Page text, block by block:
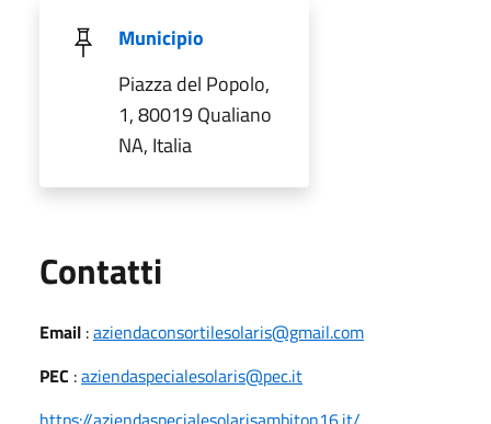
Municipio
Piazza del Popolo,
1, 80019 Qualiano
NA, Italia
Contatti
Email :aziendaconsortilesolaris@gmail.com
PEC :aziendaspecialesolaris@pec.it